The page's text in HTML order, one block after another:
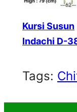
Kursi Susun
Indachi D-
Tags: